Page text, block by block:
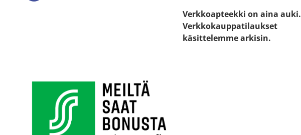
Verkkoapteekki on aina auki.
Verkkokauppatilaukset
käsittelemme arkisin.